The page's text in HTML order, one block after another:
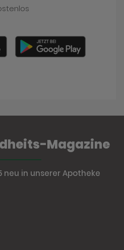
Magazine
neu in unserer Apotheke